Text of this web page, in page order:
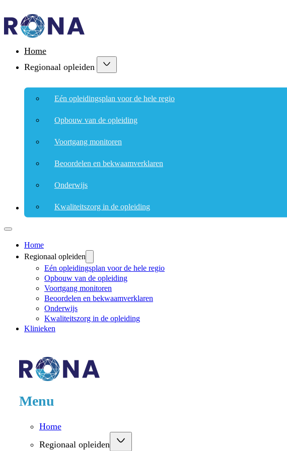
Home
Regionaal opleiden
Eén opleidingsplan voor de hele regio
Opbouw van de opleiding
Voortgang monitoren
Beoordelen en bekwaamverklaren
Onderwijs
Kwaliteitszorg in de opleiding
Klinieken
Home
Regionaal opleiden
Eén opleidingsplan voor de hele regio
Opbouw van de opleiding
Voortgang monitoren
Beoordelen en bekwaamverklaren
Onderwijs
Kwaliteitszorg in de opleiding
Klinieken
Menu
Home
Regionaal opleiden